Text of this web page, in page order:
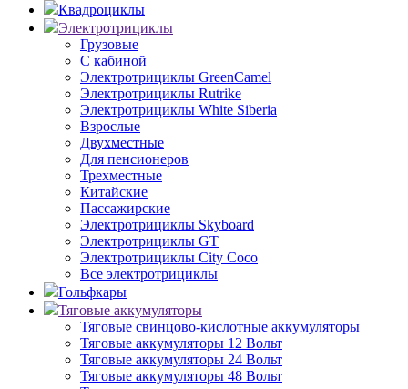
Квадроциклы
Электротрициклы
Грузовые
С кабиной
Электротрициклы GreenCamel
Электротрициклы Rutrike
Электротрициклы White Siberia
Взрослые
Двухместные
Для пенсионеров
Трехместные
Китайские
Пассажирские
Электротрициклы Skyboard
Электротрициклы GT
Электротрициклы City Coco
Все электротрициклы
Гольфкары
Тяговые аккумуляторы
Тяговые свинцово-кислотные аккумуляторы
Тяговые аккумуляторы 12 Вольт
Тяговые аккумуляторы 24 Вольт
Тяговые аккумуляторы 48 Вольт